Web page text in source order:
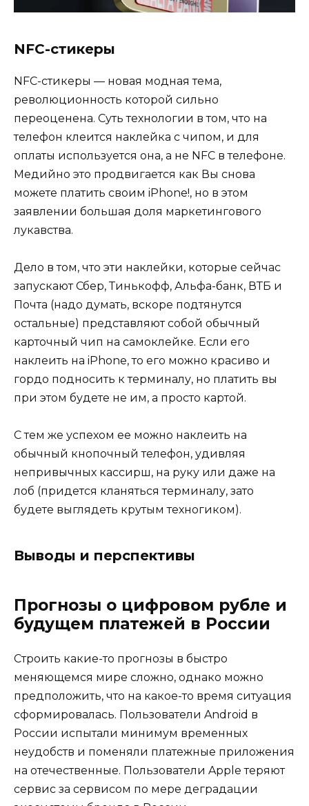
NFC-стикеры
NFC-стикеры — новая модная тема,
революционность которой сильно
переоценена. Суть технологии в том, что на
телефон клеится наклейка с чипом, и для
оплаты используется она, а не NFC в телефоне.
Медийно это продвигается как Вы снова
можете платить своим iPhone!, но в этом
заявлении большая доля маркетингового
лукавства.
Дело в том, что эти наклейки, которые сейчас
запускают Сбер, Тинькофф, Альфа-банк, ВТБ и
Почта (надо думать, вскоре подтянутся
остальные) представляют собой обычный
карточный чип на самоклейке. Если его
наклеить на iPhone, то его можно красиво и
гордо подносить к терминалу, но платить вы
при этом будете не им, а просто картой.
С тем же успехом ее можно наклеить на
обычный кнопочный телефон, удивляя
непривычных кассирш, на руку или даже на
лоб (придется кланяться терминалу, зато
будете выглядеть крутым техногиком).
Выводы и перспективы
Прогнозы о цифровом рубле и
будущем платежей в России
Строить какие-то прогнозы в быстро
меняющемся мире сложно, однако можно
предположить, что на какое-то время ситуация
сформировалась. Пользователи Android в
России испытали минимум временных
неудобств и поменяли платежные приложения
на отечественные. Пользователи Apple теряют
сервис за сервисом по мере деградации